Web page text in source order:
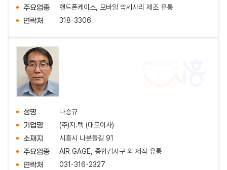
주요업종 핸드폰케이스, 모바일 악세사리 제조 유통
연락처 318-3306
성명 나승규
기업명 (주)지.텍 (대표이사)
소재지 시흥시 나분들길 91
주요업종 AIR GAGE, 종합검사구 외 제작 유통
연락처 031-316-2327